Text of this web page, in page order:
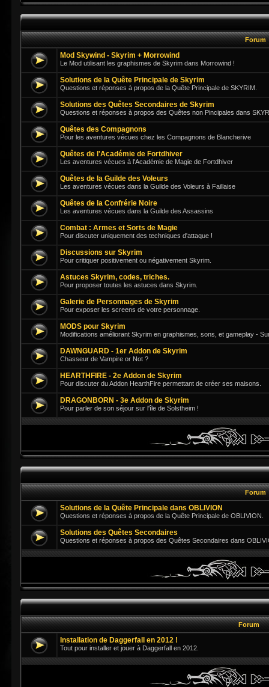
Forum
Mod Skywind - Skyrim + Morrowind
Le Mod utilisant les graphismes de Skyrim dans Morrowind !
Solutions de la Quête Principale de Skyrim
Questions et réponses à propos de la Quête Principale de SKYRIM.
Solutions des Quêtes Secondaires de Skyrim
Questions et réponses à propos des Quêtes non Pincipales dans
Quêtes des Compagnons
Pour les aventures vécues chez les Compagnons de Blancherive
Quêtes de l'Académie de Fortdhiver
Les aventures vécues à l'Académie de Magie de Fortdhiver
Quêtes de la Guilde des Voleurs
Les aventures vécues dans la Guilde des Voleurs à Faillaise
Quêtes de la Confrérie Noire
Les aventures vécues dans la Guilde des Assassins
Combat : Armes et Sorts de Magie
Pour discuter uniquement des techniques d'attaque !
Discussions sur Skyrim
Pour critiquer positivement ou négativement Skyrim.
Astuces Skyrim, codes, triches.
Pour proposer toutes les astuces dans Skyrim.
Galerie de Personnages de Skyrim
Pour exposer les screens de votre personnage.
MODS pour Skyrim
Modifications améliorant Skyrim en graphismes, sons, et gameplay -
DAWNGUARD - 1er Addon de Skyrim
Chasseur de Vampire or Not ?
HEARTHFIRE - 2e Addon de Skyrim
Pour discuter du Addon HearthFire permettant de créer ses maisons.
DRAGONBORN - 3e Addon de Skyrim
Pour parler de son séjour sur l'île de Solstheim !
Forum
Solutions de la Quête Principale dans OBLIVION
Questions et réponses à propos de la Quête Principale de OBLIVION.
Solutions des Quêtes Secondaires
Questions et réponses à propos des Quêtes Secondaires dans
Forum
Installation de Daggerfall en 2012 !
Tout pour installer et jouer à Daggerfall en 2012.